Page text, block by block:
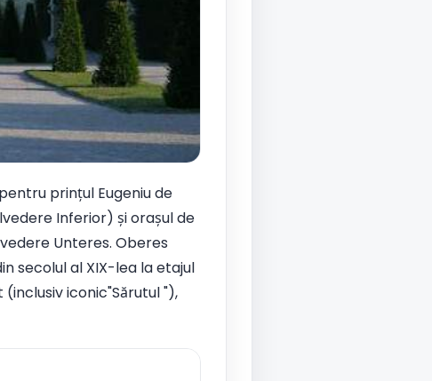
prințul Eugeniu de
Inferior) și orașul de
Unteres. Oberes
secolul al XIX-lea la etajul
iconic"Sărutul "),